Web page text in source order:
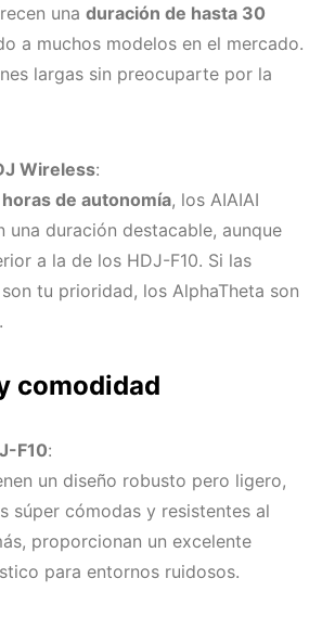
una duración de hasta 30
a muchos modelos en el mercado.
largas sin preocuparte por la
Wireless:
de autonomía, los AIAIAI
una duración destacable, aunque
a la de los HDJ-F10. Si las
tu prioridad, los AlphaTheta son
comodidad
F10:
un diseño robusto pero ligero,
súper cómodas y resistentes al
proporcionan un excelente
para entornos ruidosos.